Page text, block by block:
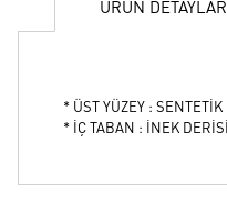
ÜRÜN
* ÜST YÜZEY : SENTETİK
* İÇ TABAN : İNEK DERİSİ